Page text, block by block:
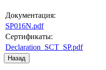
Документация:
SP016N.pdf
Сертификаты:
Declaration_SCT_SP.pdf